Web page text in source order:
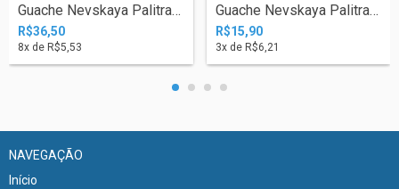
Guache Nevskaya Palitra Sonnet 100ml - C...
R$36,50
8x de R$5,53
Guache Nevskaya Palitra Sonnet 40ml - Co...
R$15,90
3x de R$6,21
NAVEGAÇÃO
Início